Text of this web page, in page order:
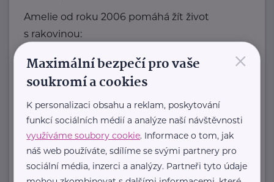
Amelie od roku 2006 pomáhá žít život
s rakovinou:
poskytujeme
onkologicky nemocným a ...
https://www.amelie-zs.cz/
+420 739 001 123
praha@amelie-zs.cz
×
Maximální bezpečí pro vaše
soukromí a cookies
K personalizaci obsahu a reklam, poskytování
funkcí sociálních médií a analýze naší návštěvnosti
využíváme soubory cookie. Informace o tom, jak
náš web používáte, sdílíme se svými partnery pro
sociální média, inzerci a analýzy. Partneři tyto údaje